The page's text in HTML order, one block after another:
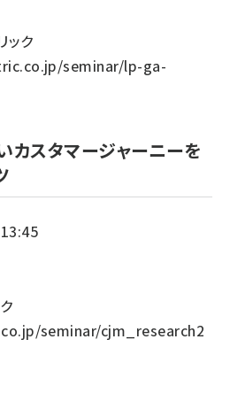
ック
seminar/lp-ga-
カスタマージャーニーを
13:45
seminar/cjm_research2